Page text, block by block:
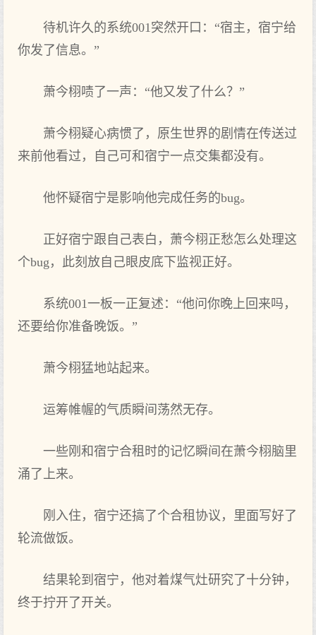
待机许久的系统001突然开口：“宿主，宿宁给
你发了信息。”
萧今栩啧了一声：“他又发了什么？”
萧今栩疑心病惯了，原生世界的剧情在传送过
来前他看过，自己可和宿宁一点交集都没有。
他怀疑宿宁是影响他完成任务的bug。
正好宿宁跟自己表白，萧今栩正愁怎么处理这
个bug，此刻放自己眼皮底下监视正好。
系统001一板一正复述：“他问你晚上回来吗，
还要给你准备晚饭。”
萧今栩猛地站起来。
运筹帷幄的气质瞬间荡然无存。
一些刚和宿宁合租时的记忆瞬间在萧今栩脑里
涌了上来。
刚入住，宿宁还搞了个合租协议，里面写好了
轮流做饭。
结果轮到宿宁，他对着煤气灶研究了十分钟，
终于拧开了开关。